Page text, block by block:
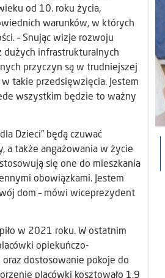
od 10. roku życia,
warunków, w których
– Snując wizje rozwoju
dużych infrastrukturalnych
przyczyn są w trudniejszej
takie przedsięwzięcia. Jestem
wszystkim będzie to ważny
Dzieci” będą czuwać
a także angażowania w życie
się one do mieszkania
obowiązkami. Jestem
dom – mówi wiceprezydent
w 2021 roku. W ostatnim
opiekuńczo-
dostosowanie pokoje do
placówki kosztowało 1,9